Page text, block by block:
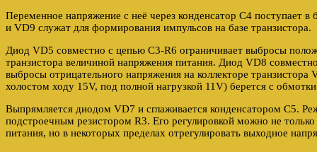
Переменное напряжение с неё через конденсатор С4 поступает
и VD9 служат для формирования импульсов на базе транзистора.
Диод VD5 совместно с цепью C3-R6 ограничивает выбросы
транзистора величиной напряжения питания. Диод VD8
выбросы отрицательного напряжения на коллекторе
холостом ходу 15V, под полной нагрузкой 11V) берется с
Выпрямляется диодом VD7 и сглаживается конденсатором С5.
подстроечным резистором R3. Его регулировкой можно не
питания, но в некоторых пределах отрегулировать выходное